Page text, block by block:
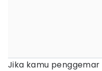
Jika kamu penggemar